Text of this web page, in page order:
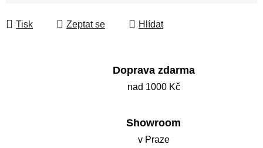
Tisk Zeptat se Hlídat
Doprava zdarma
nad 1000 Kč
Showroom
v Praze